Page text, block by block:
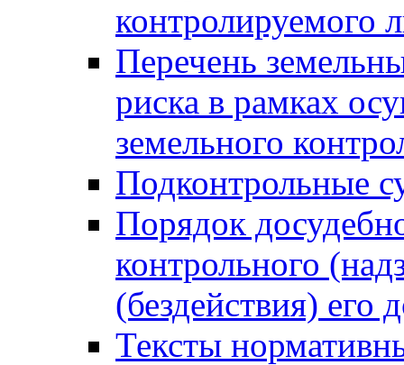
контролируемого
Перечень
риска в рамках
земельного
Подконтрольные
Порядок
контрольного
(бездействия)
Тексты